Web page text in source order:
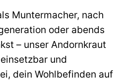
Muntermacher, nach
oder abends
– unser Andornkraut
und
dein Wohlbefinden auf